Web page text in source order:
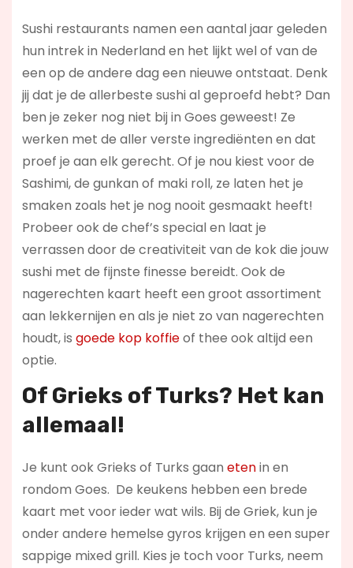
Sushi restaurants namen een aantal jaar geleden
hun intrek in Nederland en het lijkt wel of van de
een op de andere dag een nieuwe ontstaat. Denk
jij dat je de allerbeste sushi al geproefd hebt? Dan
ben je zeker nog niet bij in Goes geweest! Ze
werken met de aller verste ingrediënten en dat
proef je aan elk gerecht. Of je nou kiest voor de
Sashimi, de gunkan of maki roll, ze laten het je
smaken zoals het je nog nooit gesmaakt heeft!
Probeer ook de chef’s special en laat je
verrassen door de creativiteit van de kok die jouw
sushi met de fijnste finesse bereidt. Ook de
nagerechten kaart heeft een groot assortiment
aan lekkernijen en als je niet zo van nagerechten
houdt, is goede kop koffieof thee ook altijd een
optie.
Of Grieks of Turks? Het kan
allemaal!
Je kunt ook Grieks of Turks gaan etenin en
rondom Goes. De keukens hebben een brede
kaart met voor ieder wat wils. Bij de Griek, kun je
onder andere hemelse gyros krijgen en een super
sappige mixed grill. Kies je toch voor Turks, neem